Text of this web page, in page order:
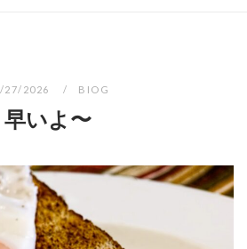
27/2026 BIOG
早いよ〜